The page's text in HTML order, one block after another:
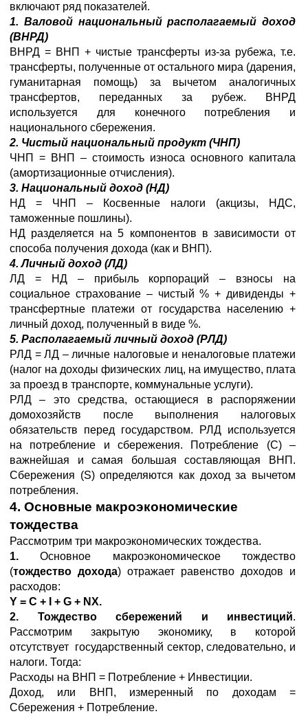
включают ряд показателей.
1. Валовой национальный располагаемый доход
(ВНРД)
ВНРД = ВНП + чистые трансферты из-за рубежа, т.е.
трансферты, полученные от остального мира (дарения,
гуманитарная помощь) за вычетом аналогичных
трансфертов, переданных за рубеж. ВНРД
используется для конечного потребления и
национального сбережения.
2. Чистый национальный продукт (ЧНП)
ЧНП = ВНП – стоимость износа основного капитала
(амортизационные отчисления).
3. Национальный доход (НД)
НД = ЧНП – Косвенные налоги (акцизы, НДС,
таможенные пошлины).
НД разделяется на 5 компонентов в зависимости от
способа получения дохода (как и ВНП).
4. Личный доход (ЛД)
ЛД = НД – прибыль корпораций – взносы на
социальное страхование – чистый % + дивиденды +
трансфертные платежи от государства населению +
личный доход, полученный в виде %.
5. Располагаемый личный доход (РЛД)
РЛД = ЛД – личные налоговые и неналоговые платежи
(налог на доходы физических лиц, на имущество, плата
за проезд в транспорте, коммунальные услуги).
РЛД – это средства, остающиеся в распоряжении
домохозяйств после выполнения налоговых
обязательств перед государством. РЛД используется
на потребление и сбережения. Потребление (С) –
важнейшая и самая большая составляющая ВНП.
Сбережения (S) определяются как доход за вычетом
потребления.
4. Основные макроэкономические
тождества
Рассмотрим три макроэкономических тождества.
1. Основное макроэкономическое тождество
(тождество дохода) отражает равенство доходов и
расходов:
Y = C + I + G + NX.
2.
Тождество сбережений и инвестиций.
Рассмотрим закрытую экономику, в которой
отсутствует государственный сектор, следовательно, и
налоги. Тогда:
Расходы на ВНП = Потребление + Инвестиции.
Доход, или ВНП, измеренный по доходам =
Сбережения + Потребление.